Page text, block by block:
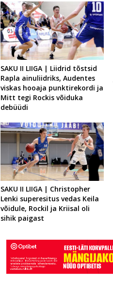
SAKU II LIIGA | Liidrid tõstsid
Rapla ainuliidriks, Audentes
viskas hooaja punktirekordi ja
Mitt tegi Rockis võiduka
debüüdi
SAKU II LIIGA | Christopher
Lenki superesitus vedas Keila
võidule, Rockil ja Kriisal oli
sihik paigast